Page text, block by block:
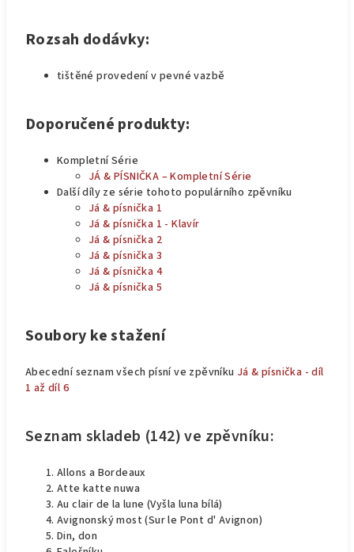
Rozsah dodávky:
tištěné provedení v pevné vazbě
Doporučené produkty:
Kompletní Série
JÁ & PÍSNIČKA – Kompletní Série
Další díly ze série tohoto populárního zpěvníku
Já & písnička 1
Já & písnička 1 - Klavír
Já & písnička 2
Já & písnička 3
Já & písnička 4
Já & písnička 5
Soubory ke stažení
Abecední seznam všech písní ve zpěvníku Já & písnička - díl
1 až díl 6
Seznam skladeb (142) ve zpěvníku:
Allons a Bordeaux
Atte katte nuwa
Au clair de la lune (Vyšla luna bílá)
Avignonský most (Sur le Pont d' Avignon)
Din, don